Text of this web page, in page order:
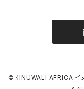
シュシュ
© 〈INUWALI AFRICA イヌ